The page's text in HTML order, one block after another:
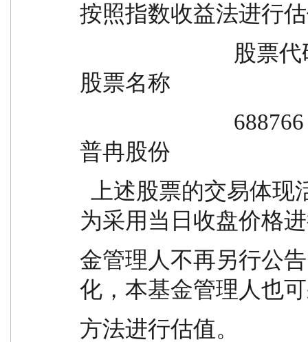
按照指数收益法进行
股票名称
普冉股份
为采用当日收盘价格
金管理人不再另行公
化，本基金管理人也
方法进行估值。